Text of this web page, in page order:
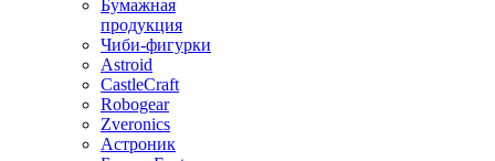
Бумажная
продукция
Чиби-фигурки
Astroid
CastleCraft
Robogear
Zveronics
Астроник